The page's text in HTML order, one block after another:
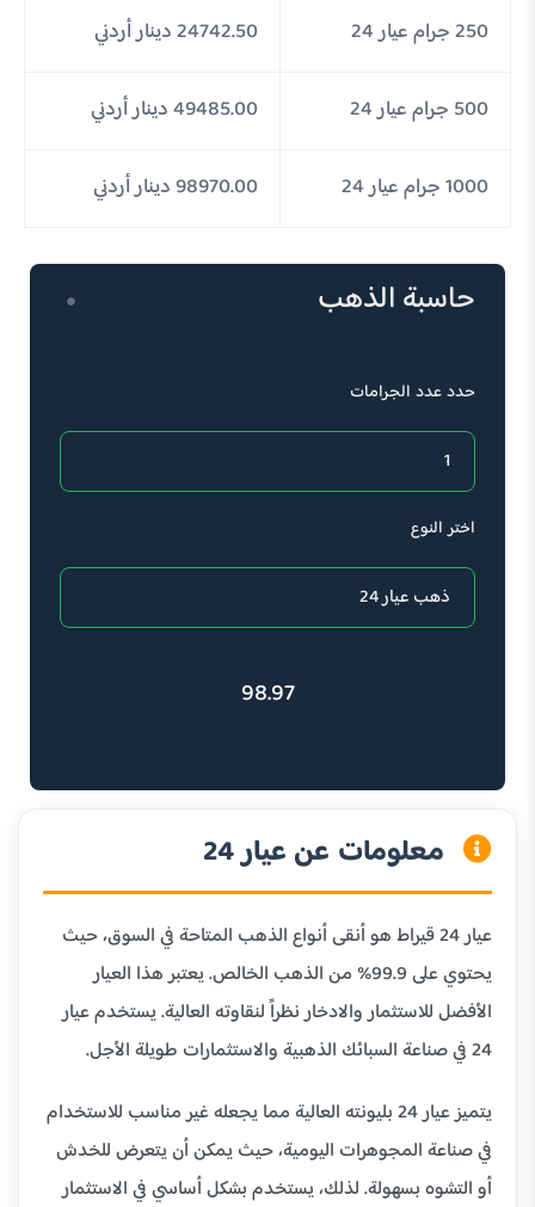
250 جرام عيار 24 24742.50 دينار أردني
500 جرام عيار 24 49485.00 دينار أردني
1000 جرام عيار 24 98970.00 دينار أردني
حاسبة الذهب
حدد عدد الجرامات
اختر النوع
98.97
معلومات عن عيار 24
عيار 24 قيراط هو أنقى أنواع الذهب المتاحة في السوق، حيث
يحتوي على 99.9% من الذهب الخالص. يعتبر هذا العيار
الأفضل للاستثمار والادخار نظراً لنقاوته العالية. يستخدم عيار
24 في صناعة السبائك الذهبية والاستثمارات طويلة الأجل.
يتميز عيار 24 بليونته العالية مما يجعله غير مناسب للاستخدام
في صناعة المجوهرات اليومية، حيث يمكن أن يتعرض للخدش
أو التشوه بسهولة. لذلك، يستخدم بشكل أساسي في الاستثمار